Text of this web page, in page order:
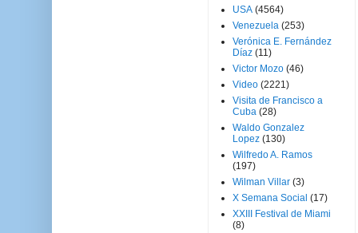
USA (4564)
Venezuela (253)
Verónica E. Fernández
Díaz (11)
Victor Mozo (46)
Video (2221)
Visita de Francisco a
Cuba (28)
Waldo Gonzalez
Lopez (130)
Wilfredo A. Ramos
(197)
Wilman Villar (3)
X Semana Social (17)
XXIII Festival de Miami
(8)